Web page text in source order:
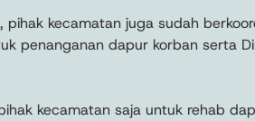
kecamatan juga sudah
penanganan dapur korban serta
kecamatan saja untuk rehab